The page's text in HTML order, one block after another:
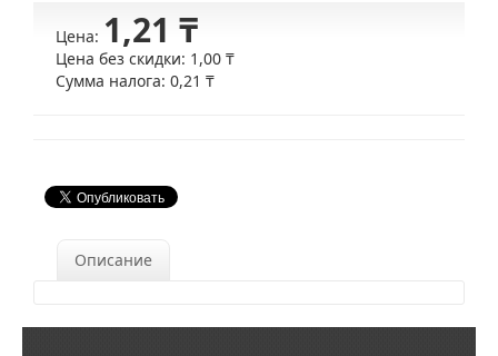
Цена: 1,21 ₸
Цена без скидки: 1,00 ₸
Сумма налога: 0,21 ₸
Описание